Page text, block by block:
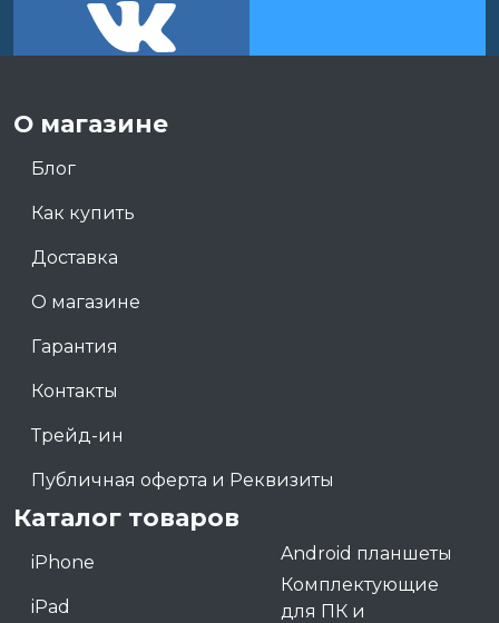
О магазине
Блог
Как купить
Доставка
О магазине
Гарантия
Контакты
Трейд-ин
Публичная оферта и Реквизиты
Каталог товаров
iPhone
iPad
Android планшеты
Комплектующие
для ПК и